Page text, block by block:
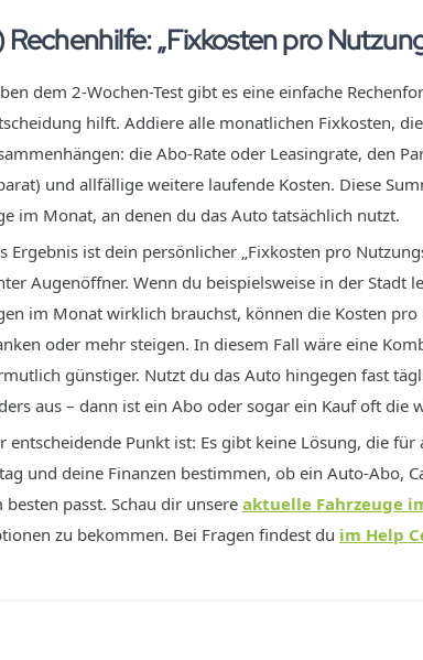
Rechenhilfe: „Fixkosten pro
dem 2-Wochen-Test gibt es eine einfache
hilft. Addiere alle monatlichen Fixkosten,
die Abo-Rate oder Leasingrate, den
und allfällige weitere laufende Kosten. Diese
im Monat, an denen du das Auto tatsächlich nutzt.
Ergebnis ist dein persönlicher „Fixkosten pro
Augenöffner. Wenn du beispielsweise in der Stadt
im Monat wirklich brauchst, können die Kosten
oder mehr steigen. In diesem Fall wäre eine
günstiger. Nutzt du das Auto hingegen fast
aus – dann ist ein Abo oder sogar ein Kauf oft die
entscheidende Punkt ist: Es gibt keine Lösung, die
und deine Finanzen bestimmen, ob ein Auto-Abo,
besten passt. Schau dir unsere aktuelle Fahrzeuge
zu bekommen. Bei Fragen findest du im Help